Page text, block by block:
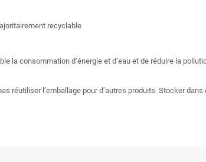
recyclable
consommation d’énergie et d’eau et de réduire la
réutiliser l’emballage pour d’autres produits. Stocker